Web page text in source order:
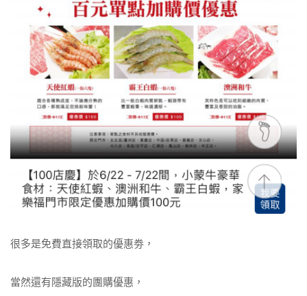
很多是免費直接領取的優惠劵，
當然還有隱藏版的團購優惠，